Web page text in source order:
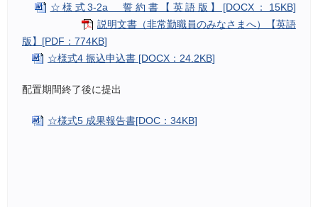
☆様式3-2a 誓約書【英語版】[DOCX：15KB]
説明文書（非常勤職員のみなさまへ）【英語
版】[PDF：774KB]
☆様式4 振込申込書 [DOCX：24.2KB]
配置期間終了後に提出
☆様式5 成果報告書[DOC：34KB]